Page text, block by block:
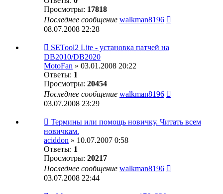
Просмотры: 17818
Последнее сообщение walkman8196
08.07.2008 22:28
SETool2 Lite - установка патчей на
DB2010/DB2020
MotoFan » 03.01.2008 20:22
Ответы: 1
Просмотры: 20454
Последнее сообщение walkman8196
03.07.2008 23:29
Термины или помощь новичку. Читать всем
новичкам.
aciddon » 10.07.2007 0:58
Ответы: 1
Просмотры: 20217
Последнее сообщение walkman8196
03.07.2008 22:44